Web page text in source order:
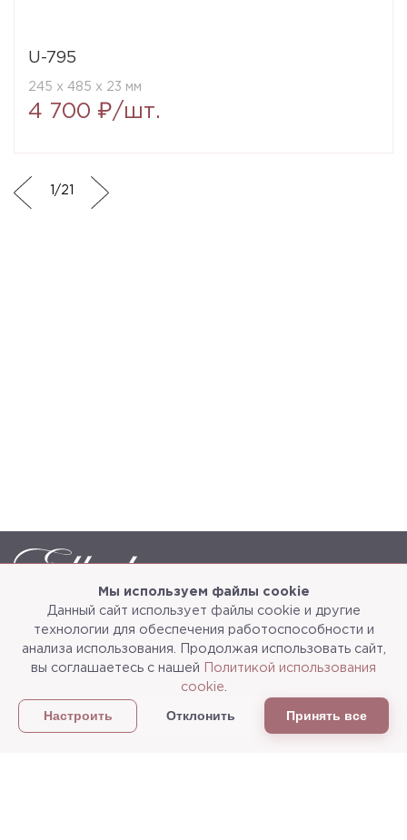
Мы используем файлы cookie
Данный сайт использует файлы cookie и другие
технологии для обеспечения работоспособности и
анализа использования. Продолжая использовать сайт,
вы соглашаетесь с нашей
Политикой использования
cookie
Настроить Отклонить Принять все
U-795
245 x 485 x 23 мм
4 700 ₽/шт.
/21
Каталог О компании
3d-тур
Сотрудничество Доставка и упаковка
Политика конфиденциальности